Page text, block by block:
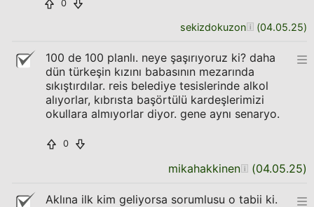
0
sekizdokuzon (04.05.25)
100 de 100 planlı. neye şaşırıyoruz ki? daha
dün türkeşin kızını babasının mezarında
sıkıştırdılar. reis belediye tesislerinde alkol
alıyorlar, kıbrısta başörtülü kardeşlerimizi
okullara almıyorlar diyor. gene aynı senaryo.
0
mikahakkinen (04.05.25)
Aklına ilk kim geliyorsa sorumlusu o tabii ki.